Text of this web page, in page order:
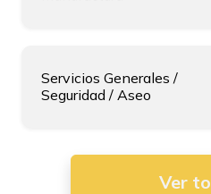
Servicios Generales /
Seguridad / Aseo
Ver